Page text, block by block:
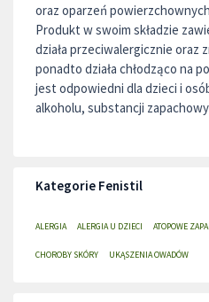
oraz oparzeń
Produkt w swoim składzie
działa przeciwalergicznie oraz
ponadto działa chłodząco na
jest odpowiedni dla dzieci i
alkoholu, substancji
Kategorie Fenistil
ALERGIA ALERGIA U DZIECI ATOPOWE
CHOROBY SKÓRY UKĄSZENIA OWADÓW